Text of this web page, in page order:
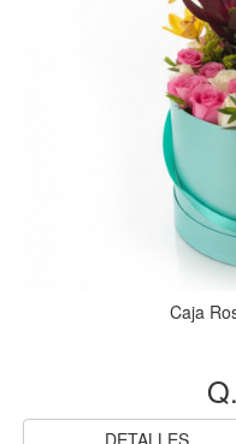
Caja